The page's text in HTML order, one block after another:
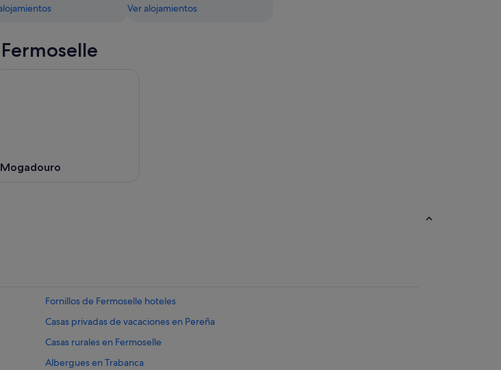
Ver alojamientos
Mogadouro
Fornillos de Fermoselle hoteles
Casas privadas de vacaciones en Pereña
Casas rurales en Fermoselle
Albergues en Trabanca